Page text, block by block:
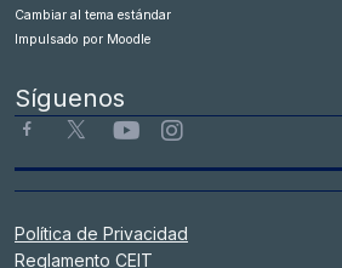
Cambiar al tema estándar
Impulsado por Moodle
Síguenos
Política de Privacidad
Reglamento CEIT